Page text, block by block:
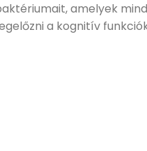
amelyek
a kognitív